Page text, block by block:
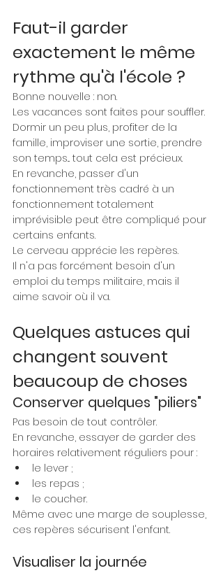
Faut-il garder
exactement le même
rythme qu'à l'école ?
Bonne nouvelle : non.
Les vacances sont faites pour souffler.
Dormir un peu plus, profiter de la
famille, improviser une sortie, prendre
son temps... tout cela est précieux.
En revanche, passer d'un
fonctionnement très cadré à un
fonctionnement totalement
imprévisible peut être compliqué pour
certains enfants.
Le cerveau apprécie les repères.
Il n'a pas forcément besoin d'un
emploi du temps militaire, mais il
aime savoir où il va.
Quelques astuces qui
changent souvent
beaucoup de choses
Conserver quelques "piliers"
Pas besoin de tout contrôler.
En revanche, essayer de garder des
horaires relativement réguliers pour :
le lever ;
les repas ;
le coucher.
Même avec une marge de souplesse,
ces repères sécurisent l'enfant.
Visualiser la journée